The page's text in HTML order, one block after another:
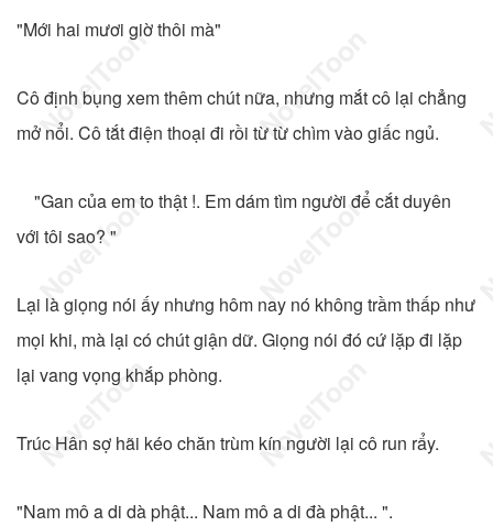
"Mới hai mươi giờ thôi mà"
Cô định bụng xem thêm chút nữa, nhưng mắt cô lại chẳng
mở nổi. Cô tắt điện thoại đi rồi từ từ chìm vào giấc ngủ.
"Gan của em to thật !. Em dám tìm người để cắt duyên
với tôi sao? "
Lại là giọng nói ấy nhưng hôm nay nó không trầm thấp như
mọi khi, mà lại có chút giận dữ. Giọng nói đó cứ lặp đi lặp
lại vang vọng khắp phòng.
Trúc Hân sợ hãi kéo chăn trùm kín người lại cô run rẩy.
"Nam mô a di dà phật... Nam mô a di đà phật... ".